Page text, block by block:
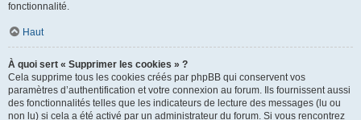
fonctionnalité.
Haut
À quoi sert « Supprimer les cookies » ?
Cela supprime tous les cookies créés par phpBB qui conservent vos
paramètres d’authentification et votre connexion au forum. Ils fournissent aussi
des fonctionnalités telles que les indicateurs de lecture des messages (lu ou
non lu) si cela a été activé par un administrateur du forum. Si vous rencontrez